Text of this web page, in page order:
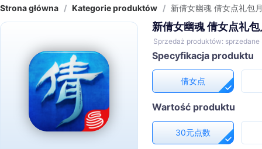
Strona główna / Kategorie produktów / 新倩女幽魂 倩女点礼包
新倩女幽魂 倩女点礼
Sprzedaż produktów: sprzedane
Specyfikacja produktu
倩女点
Wartość produktu
30元点数